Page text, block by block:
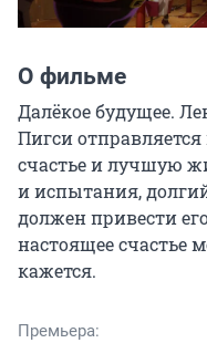
О фильме
Далёкое будущее.
Пигси
счастье и лучшую
и испытания,
должен привести
настоящее счастье
кажется.
Премьера: